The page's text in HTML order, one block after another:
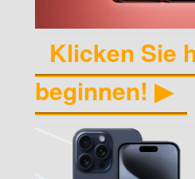
Klicken Sie
beginnen! ▶